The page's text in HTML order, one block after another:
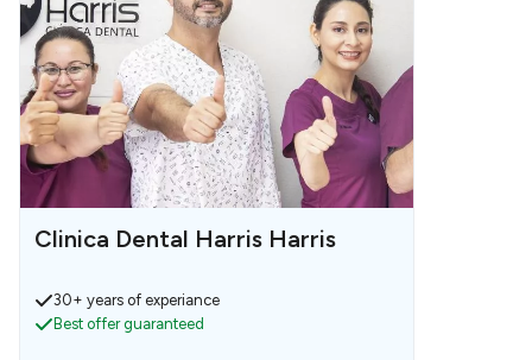
Clinica Dental Harris Harris
30+ years of experiance
Best offer guaranteed